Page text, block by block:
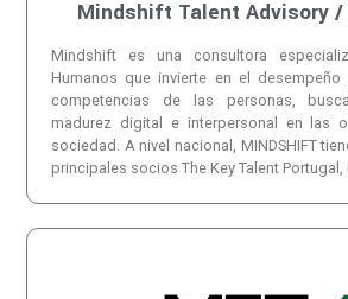
Mindshift Talent Advisory /
Mindshift es una consultora
Humanos que invierte en el
competencias de las personas,
madurez digital e interpersonal en las
sociedad. A nivel nacional, MINDSHIFT
principales socios The Key Talent Portugal,